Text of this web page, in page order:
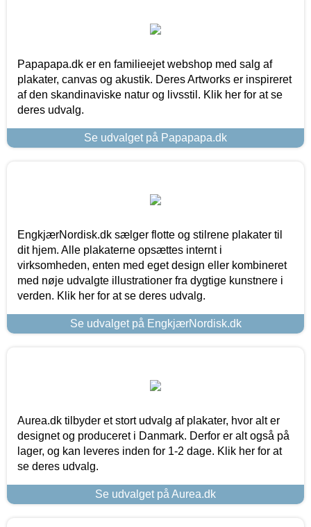
Papapapa.dk er en familieejet webshop med salg af
plakater, canvas og akustik. Deres Artworks er inspireret
af den skandinaviske natur og livsstil. Klik her for at se
deres udvalg.
Se udvalget på Papapapa.dk
EngkjærNordisk.dk sælger flotte og stilrene plakater til
dit hjem. Alle plakaterne opsættes internt i
virksomheden, enten med eget design eller kombineret
med nøje udvalgte illustrationer fra dygtige kunstnere i
verden. Klik her for at se deres udvalg.
Se udvalget på EngkjærNordisk.dk
Aurea.dk tilbyder et stort udvalg af plakater, hvor alt er
designet og produceret i Danmark. Derfor er alt også på
lager, og kan leveres inden for 1-2 dage. Klik her for at
se deres udvalg.
Se udvalget på Aurea.dk